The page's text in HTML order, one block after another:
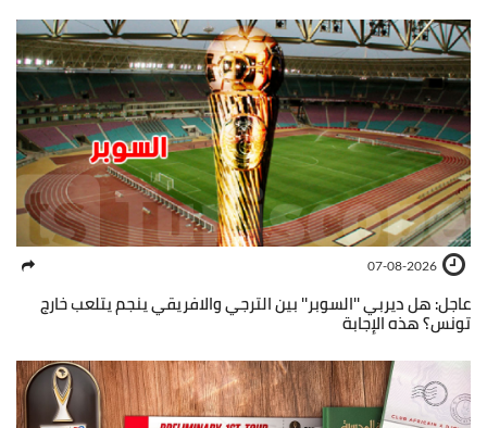
07-08-2026
عاجل: هل ديربي ''السوبر'' بين الترجي والافريقي ينجم يتلعب خارج
تونس؟ هذه الإجابة